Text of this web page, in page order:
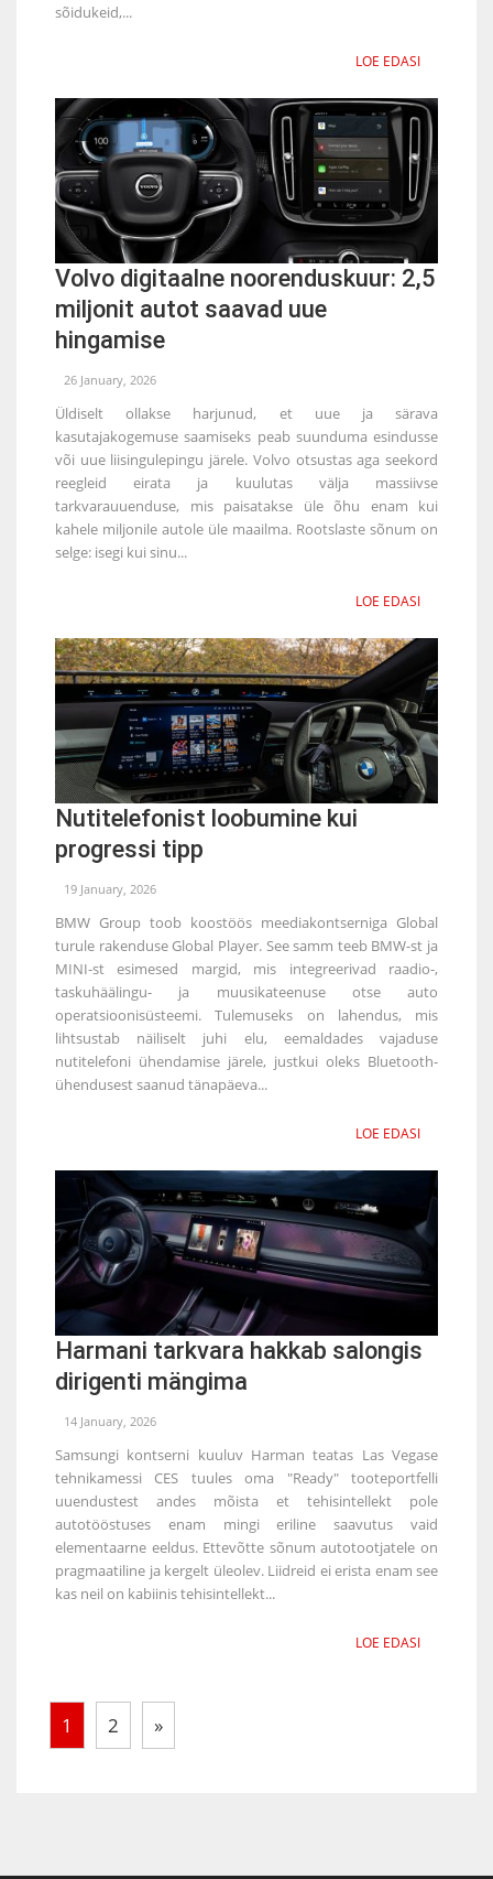
sõidukeid,...
LOE EDASI
Volvo digitaalne noorenduskuur: 2,5
miljonit autot saavad uue
hingamise
26 January, 2026
Üldiselt ollakse harjunud, et uue ja särava
kasutajakogemuse saamiseks peab suunduma esindusse
või uue liisingulepingu järele. Volvo otsustas aga seekord
reegleid eirata ja kuulutas välja massiivse
tarkvarauuenduse, mis paisatakse üle õhu enam kui
kahele miljonile autole üle maailma. Rootslaste sõnum on
selge: isegi kui sinu...
LOE EDASI
Nutitelefonist loobumine kui
progressi tipp
19 January, 2026
BMW Group toob koostöös meediakontserniga Global
turule rakenduse Global Player. See samm teeb BMW-st ja
MINI-st esimesed margid, mis integreerivad raadio-,
taskuhäälingu- ja muusikateenuse otse auto
operatsioonisüsteemi. Tulemuseks on lahendus, mis
lihtsustab näiliselt juhi elu, eemaldades vajaduse
nutitelefoni ühendamise järele, justkui oleks Bluetooth-
ühendusest saanud tänapäeva...
LOE EDASI
Harmani tarkvara hakkab salongis
dirigenti mängima
14 January, 2026
Samsungi kontserni kuuluv Harman teatas Las Vegase
tehnikamessi CES tuules oma "Ready" tooteportfelli
uuendustest andes mõista et tehisintellekt pole
autotööstuses enam mingi eriline saavutus vaid
elementaarne eeldus. Ettevõtte sõnum autotootjatele on
pragmaatiline ja kergelt üleolev. Liidreid ei erista enam see
kas neil on kabiinis tehisintellekt...
LOE EDASI
1 2 »